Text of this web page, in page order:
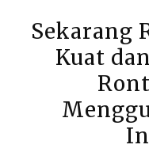
Sekarang
Kuat